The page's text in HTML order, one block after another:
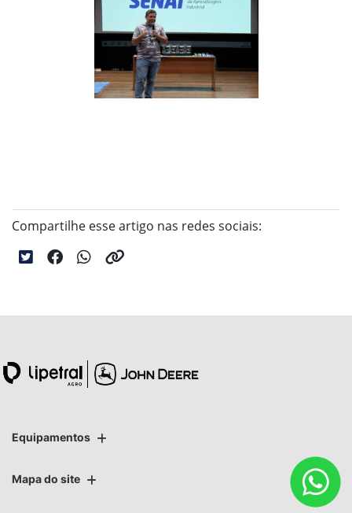
Compartilhe esse artigo nas redes sociais:
Equipamentos
Mapa do site